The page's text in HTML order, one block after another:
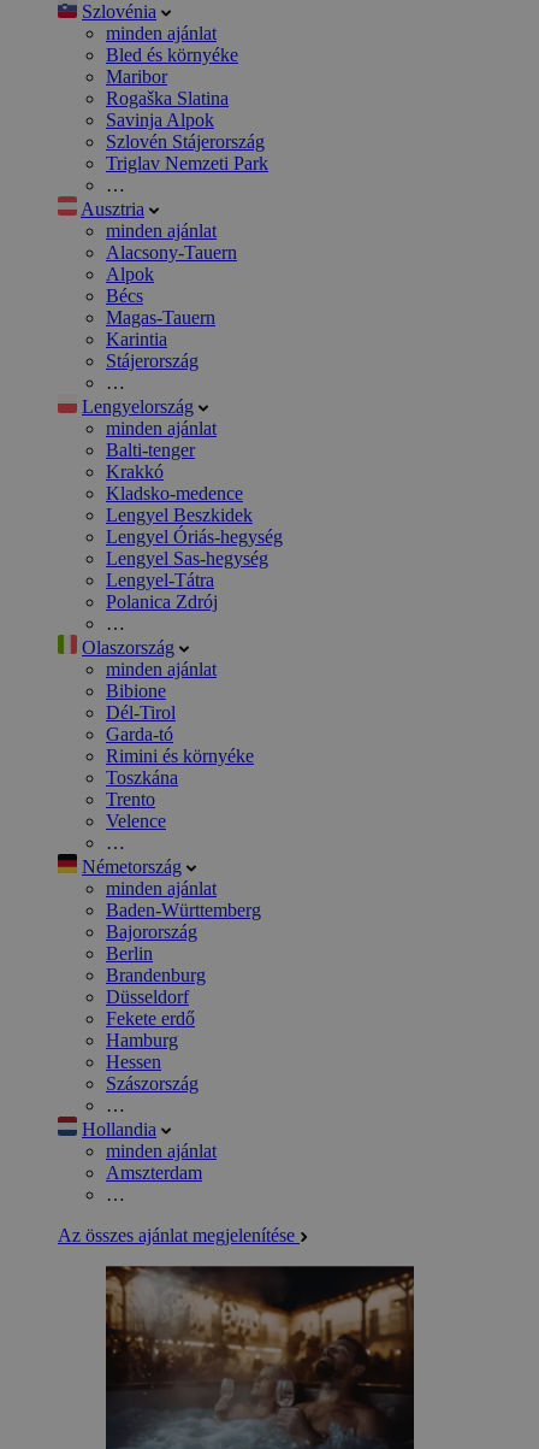
Szlovénia
minden ajánlat
Bled és környéke
Maribor
Rogaška Slatina
Savinja Alpok
Szlovén Stájerország
Triglav Nemzeti Park
…
Ausztria
minden ajánlat
Alacsony-Tauern
Alpok
Bécs
Magas-Tauern
Karintia
Stájerország
…
Lengyelország
minden ajánlat
Balti-tenger
Krakkó
Kladsko-medence
Lengyel Beszkidek
Lengyel Óriás-hegység
Lengyel Sas-hegység
Lengyel-Tátra
Polanica Zdrój
…
Olaszország
minden ajánlat
Bibione
Dél-Tirol
Garda-tó
Rimini és környéke
Toszkána
Trento
Velence
…
Németország
minden ajánlat
Baden-Württemberg
Bajorország
Berlin
Brandenburg
Düsseldorf
Fekete erdő
Hamburg
Hessen
Szászország
…
Hollandia
minden ajánlat
Amszterdam
…
Az összes ajánlat megjelenítése